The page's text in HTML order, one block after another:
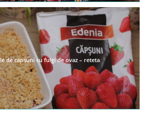
de capsuni cu fulgi de ovaz – reteta